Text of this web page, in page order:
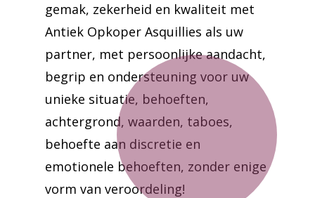
gemak, zekerheid en kwaliteit met
Antiek Opkoper Asquillies als uw
partner, met persoonlijke aandacht,
begrip en ondersteuning voor uw
unieke situatie, behoeften,
achtergrond, waarden, taboes,
behoefte aan discretie en
emotionele behoeften, zonder enige
vorm van veroordeling!